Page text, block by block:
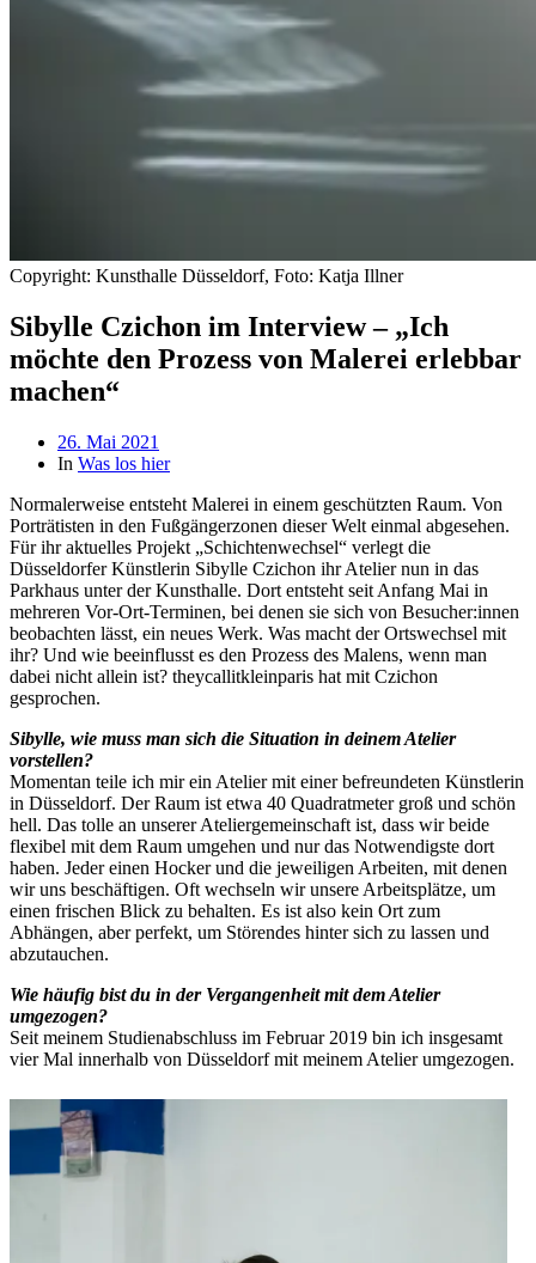
Copyright: Kunsthalle Düsseldorf, Foto: Katja Illner
Sibylle Czichon im Interview – „Ich
möchte den Prozess von Malerei erlebbar
machen“
Beitragsdatum
26. Mai 2021
In Was los hier
Normalerweise entsteht Malerei in einem geschützten Raum. Von
Porträtisten in den Fußgängerzonen dieser Welt einmal abgesehen.
Für ihr aktuelles Projekt „Schichtenwechsel“ verlegt die
Düsseldorfer Künstlerin Sibylle Czichon ihr Atelier nun in das
Parkhaus unter der Kunsthalle. Dort entsteht seit Anfang Mai in
mehreren Vor-Ort-Terminen, bei denen sie sich von Besucher:innen
beobachten lässt, ein neues Werk. Was macht der Ortswechsel mit
ihr? Und wie beeinflusst es den Prozess des Malens, wenn man
dabei nicht allein ist? theycallitkleinparis hat mit Czichon
gesprochen.
Sibylle, wie muss man sich die Situation in deinem Atelier
vorstellen?
Momentan teile ich mir ein Atelier mit einer befreundeten Künstlerin
in Düsseldorf. Der Raum ist etwa 40 Quadratmeter groß und schön
hell. Das tolle an unserer Ateliergemeinschaft ist, dass wir beide
flexibel mit dem Raum umgehen und nur das Notwendigste dort
haben. Jeder einen Hocker und die jeweiligen Arbeiten, mit denen
wir uns beschäftigen. Oft wechseln wir unsere Arbeitsplätze, um
einen frischen Blick zu behalten. Es ist also kein Ort zum
Abhängen, aber perfekt, um Störendes hinter sich zu lassen und
abzutauchen.
Wie häufig bist du in der Vergangenheit mit dem Atelier
umgezogen?
Seit meinem Studienabschluss im Februar 2019 bin ich insgesamt
vier Mal innerhalb von Düsseldorf mit meinem Atelier umgezogen.